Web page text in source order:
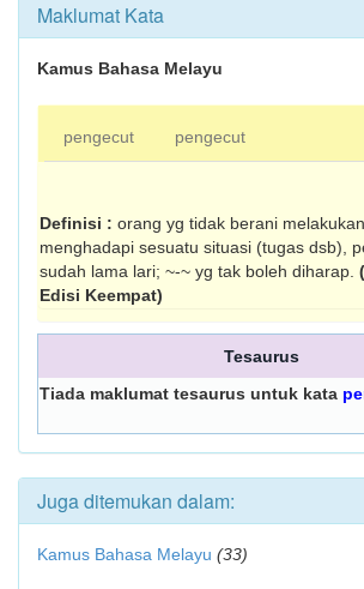
Maklumat Kata
Kamus Bahasa Melayu
pengecut pengecut
Definisi : orang yg tidak berani
menghadapi sesuatu situasi (tugas dsb),
sudah lama lari; ~-~ yg tak boleh diharap.
Edisi Keempat)
Tesaurus
Tiada maklumat tesaurus untuk kata
Juga ditemukan dalam:
Kamus Bahasa Melayu (33)